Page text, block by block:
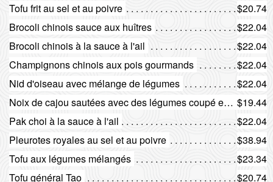
Tofu frit au sel et au poivre
$20.74
Brocoli chinois sauce aux huîtres
$22.04
Brocoli chinois à la sauce à l'ail
$22.04
Champignons chinois aux pois gourmands
$22.04
Nid d'oiseau avec mélange de légumes
$22.04
Noix de cajou sautées avec des légumes coupé en cubes $19.44
Pak choi à la sauce à l'ail
$22.04
Pleurotes royales au sel et au poivre
$38.94
Tofu aux légumes mélangés
$23.34
Tofu général Tao
$20.74